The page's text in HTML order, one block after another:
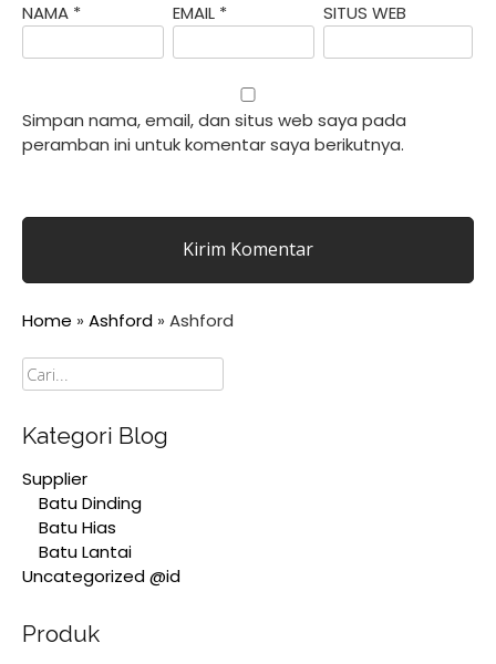
NAMA * EMAIL * SITUS WEB
Simpan nama, email, dan situs web saya pada
peramban ini untuk komentar saya berikutnya.
Home » Ashford » Ashford
Cari
Kategori Blog
Supplier
Batu Dinding
Batu Hias
Batu Lantai
Uncategorized @id
Produk